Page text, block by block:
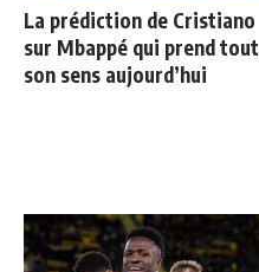
La prédiction de Cristiano
sur Mbappé qui prend tout
son sens aujourd’hui